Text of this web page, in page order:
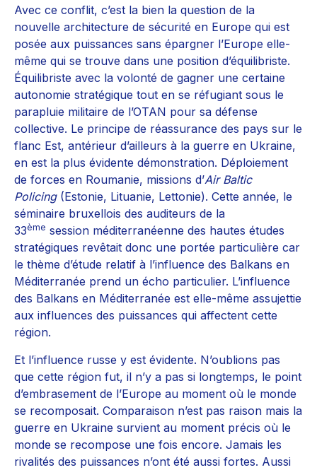
Avec ce conflit, c’est la bien la question de la
nouvelle architecture de sécurité en Europe qui est
posée aux puissances sans épargner l’Europe elle-
même qui se trouve dans une position d’équilibriste.
Équilibriste avec la volonté de gagner une certaine
autonomie stratégique tout en se réfugiant sous le
parapluie militaire de l’OTAN pour sa défense
collective. Le principe de réassurance des pays sur le
flanc Est, antérieur d’ailleurs à la guerre en Ukraine,
en est la plus évidente démonstration. Déploiement
de forces en Roumanie, missions d’Air Baltic
Policing(Estonie, Lituanie, Lettonie). Cette année, le
séminaire bruxellois des auditeurs de la
33ème session méditerranéenne des hautes études
stratégiques revêtait donc une portée particulière car
le thème d’étude relatif à l’influence des Balkans en
Méditerranée prend un écho particulier. L’influence
des Balkans en Méditerranée est elle-même assujettie
aux influences des puissances qui affectent cette
région.
Et l’influence russe y est évidente. N’oublions pas
que cette région fut, il n’y a pas si longtemps, le point
d’embrasement de l’Europe au moment où le monde
se recomposait. Comparaison n’est pas raison mais la
guerre en Ukraine survient au moment précis où le
monde se recompose une fois encore. Jamais les
rivalités des puissances n’ont été aussi fortes. Aussi